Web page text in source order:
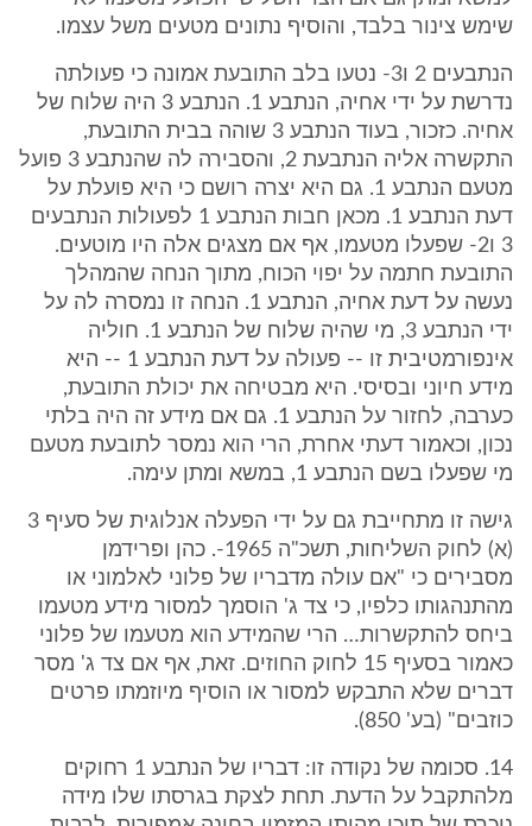
שימש צינור בלבד, והוסיף נתונים מטעים משל עצמו.
הנתבעים 2 ו3- נטעו בלב התובעת אמונה כי פעולתה
נדרשת על ידי אחיה, הנתבע 1. הנתבע 3 היה שלוח של
אחיה. כזכור, בעוד הנתבע 3 שוהה בבית התובעת,
התקשרה אליה הנתבעת 2, והסבירה לה שהנתבע 3 פועל
מטעם הנתבע 1. גם היא יצרה רושם כי היא פועלת על
דעת הנתבע 1. מכאן חבות הנתבע 1 לפעולות הנתבעים
3 ו2- שפעלו מטעמו, אף אם מצגים אלה היו מוטעים.
התובעת חתמה על יפוי הכוח, מתוך הנחה שהמהלך
נעשה על דעת אחיה, הנתבע 1. הנחה זו נמסרה לה על
ידי הנתבע 3, מי שהיה שלוח של הנתבע 1. חוליה
אינפורמטיבית זו -- פעולה על דעת הנתבע 1 -- היא
מידע חיוני ובסיסי. היא מבטיחה את יכולת התובעת,
כערבה, לחזור על הנתבע 1. גם אם מידע זה היה בלתי
נכון, וכאמור דעתי אחרת, הרי הוא נמסר לתובעת מטעם
מי שפעלו בשם הנתבע 1, במשא ומתן עימה.
גישה זו מתחייבת גם על ידי הפעלה אנלוגית של סעיף 3
(א) לחוק השליחות, תשכ"ה 1965-. כהן ופרידמן
מסבירים כי "אם עולה מדבריו של פלוני לאלמוני או
מהתנהגותו כלפיו, כי צד ג' הוסמך למסור מידע מטעמו
ביחס להתקשרות… הרי שהמידע הוא מטעמו של פלוני
כאמור בסעיף 15 לחוק החוזים. זאת, אף אם צד ג' מסר
דברים שלא התבקש למסור או הוסיף מיוזמתו פרטים
כוזבים" (בע' 850).
14. סכומה של נקודה זו: דבריו של הנתבע 1 רחוקים
מלהתקבל על הדעת. תחת לצקת בגרסתו שלו מידה